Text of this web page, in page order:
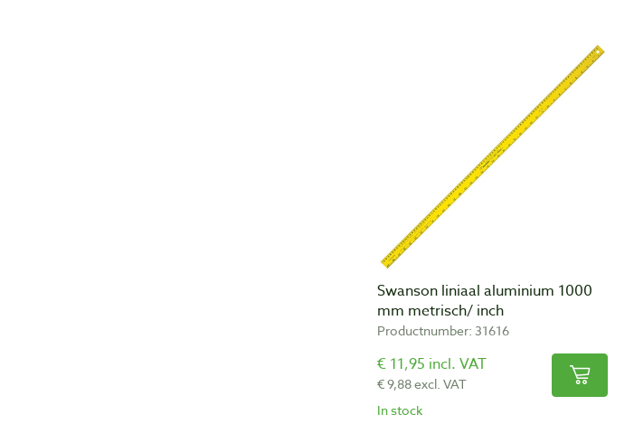
Swanson liniaal aluminium 1000
mm metrisch/ inch
Productnumber: 31616
€ 11,95 incl. VAT
€ 9,88 excl. VAT
In stock